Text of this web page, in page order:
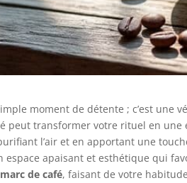
moment de détente ; c’est
peut transformer votre rituel en
l’air et en apportant une
espace apaisant et esthétique qui
marc de café, faisant de votre